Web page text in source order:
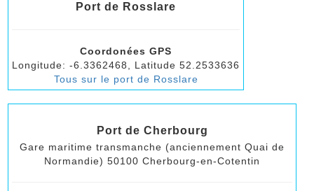
Port de Rosslare
Coordonées GPS
Longitude: -6.3362468, Latitude 52.2533636
Tous sur le port de Rosslare
Port de Cherbourg
Gare maritime transmanche (anciennement Quai de
Normandie) 50100 Cherbourg-en-Cotentin